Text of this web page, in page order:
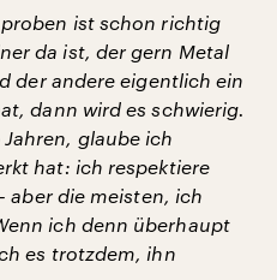
ist schon richtig
da ist, der gern Metal
der andere eigentlich ein
dann wird es schwierig.
glaube ich
hat: ich respektiere
aber die meisten, ich
ich denn überhaupt
es trotzdem, ihn